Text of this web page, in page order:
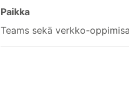
Paikka
Teams sekä verkko-